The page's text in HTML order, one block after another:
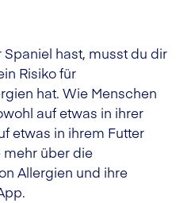
hast, musst du dir
Risiko für
hat. Wie Menschen
auf etwas in ihrer
etwas in ihrem Futter
mehr über die
Allergien und ihre